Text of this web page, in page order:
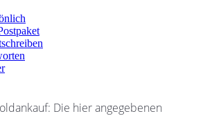
Die hier angegebenen